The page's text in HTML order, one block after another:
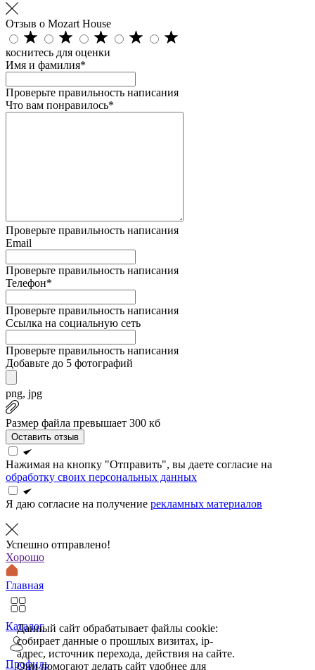
Отзыв о Mozart House
коснитесь для оценки
Имя и фамилия*
Проверьте правильность написания
Что вам понравилось*
Проверьте правильность написания
Email
Проверьте правильность написания
Телефон*
Проверьте правильность написания
Ссылка на социальную сеть
Проверьте правильность написания
Добавьте до 5 фотографий
png, jpg
Размер файла превышает 300 кб
Оставить отзыв
Нажимая на кнопку "Отправить", вы даете согласие на
обработку своих персональных данных
Я даю согласие на получение рекламных материалов
Успешно отправлено!
Хорошо
Главная
Каталог
Профиль
Данный сайт обрабатывает файлы cookie:
собирает данные о прошлых визитах, ip-
адрес, источник перехода, действия на сайте.
Они помогают делать сайт удобнее для